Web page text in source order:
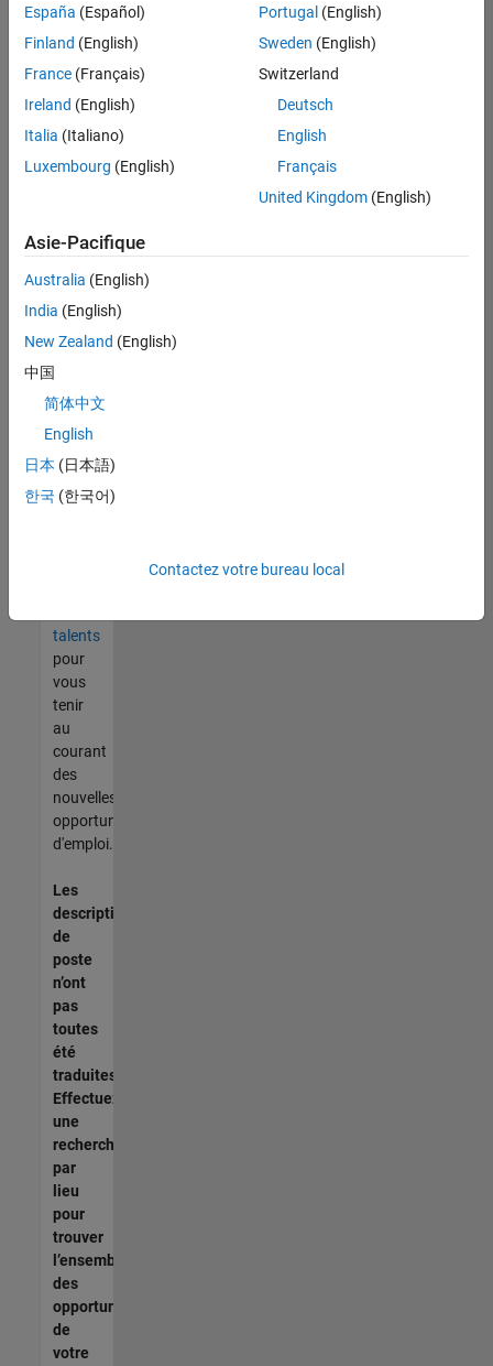
Vous
pouvez
élargir
votre
recherche
ou
afficher
l’ensemble
d'emploi.
malgré
tout
vous
trouvez
pas
d'offre
corresponde
à vos
talents
pour
vous
tenir
au
courant
des
nouvelles
opportunités
d'emploi.
Les
descriptions
de
poste
n’ont
pas
toutes
été
traduites.
Effectuez
une
recherche
par
lieu
pour
trouver
l’ensemble
des
opportunités
de
votre
España (Español)
Finland (English)
France (Français)
Ireland (English)
Italia (Italiano)
Luxembourg (English)
Portugal (English)
Sweden (English)
Switzerland
Deutsch
English
Français
United Kingdom(English)
Asie-Pacifique
Australia (English)
India (English)
New Zealand (English)
中国
简体中文
English
日本 (日本語)
한국 (한국어)
Contactez votre bureau local